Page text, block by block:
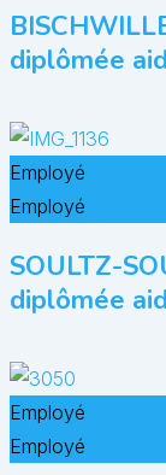
diplômée
Employé
Employé
SOULTZ-
diplômée
Employé
Employé